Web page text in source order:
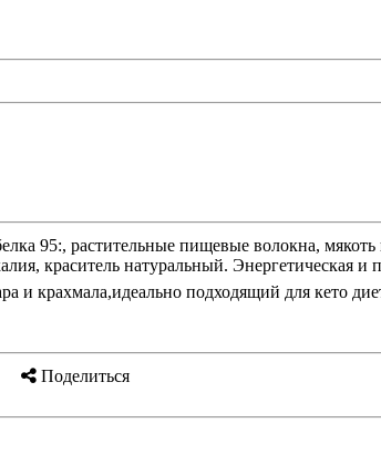
95:, растительные пищевые волокна,
краситель натуральный. Энергетическая и
и крахмала,идеально подходящий для кето
Поделиться